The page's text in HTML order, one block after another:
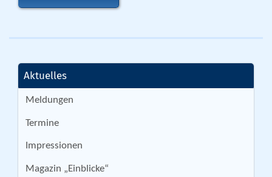
Aktuelles
Meldungen
Termine
Impressionen
Magazin „Einblicke“